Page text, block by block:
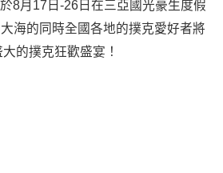
8月17日-26日在三亞國光豪生度假
海的同時全國各地的撲克愛好者將
的撲克狂歡盛宴！